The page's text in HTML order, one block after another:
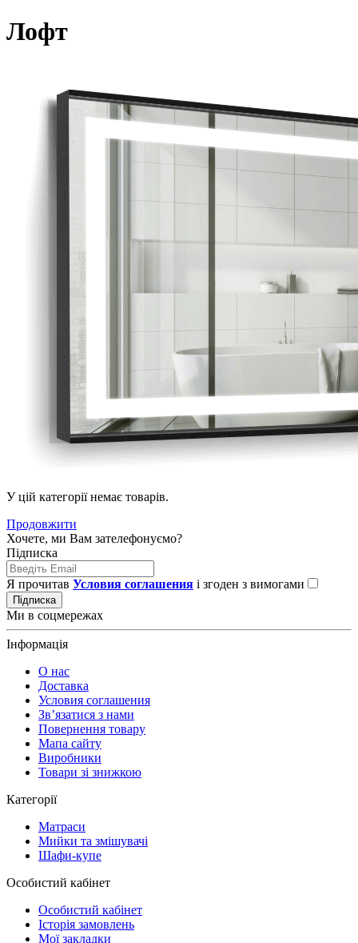
Лофт
У цій категорії немає товарів.
Продовжити
Хочете, ми Вам зателефонуємо?
Підписка
Я прочитав Условия соглашения і згоден з вимогами
Підписка
Ми в соцмережах
Інформація
О нас
Доставка
Условия соглашения
Зв’язатися з нами
Повернення товару
Мапа сайту
Виробники
Товари зі знижкою
Категорії
Матраси
Мийки та змішувачі
Шафи-купе
Особистий кабінет
Особистий кабінет
Історія замовлень
Мої закладки